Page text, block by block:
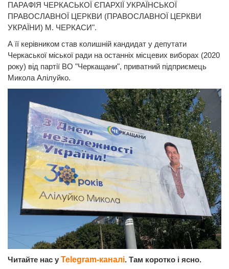
ПАРАФІЯ ЧЕРКАСЬКОЇ ЄПАРХІЇ УКРАЇНСЬКОЇ
ПРАВОСЛАВНОЇ ЦЕРКВИ (ПРАВОСЛАВНОЇ ЦЕРКВИ
УКРАЇНИ) М. ЧЕРКАСИ".
А її керівником став колишній кандидат у депутати
Черкаської міської ради на останніх місцевих виборах (2020
року) від партії ВО "Черкащани", приватний підприємець
Микола Алілуйко.
Читайте нас у Telegram-каналі. Там коротко і ясно.